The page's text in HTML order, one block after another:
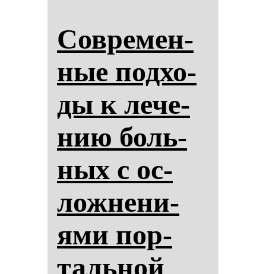
Сов­ре­мен­
ные под­хо­
ды к ле­че­
нию боль­
ных с ос­
лож­не­ни­
ями пор­
таль­ной